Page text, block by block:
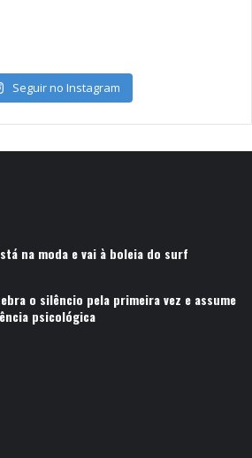
Seguir no Instagram
na moda e vai à boleia do surf
o silêncio pela primeira vez e assume
psicológica